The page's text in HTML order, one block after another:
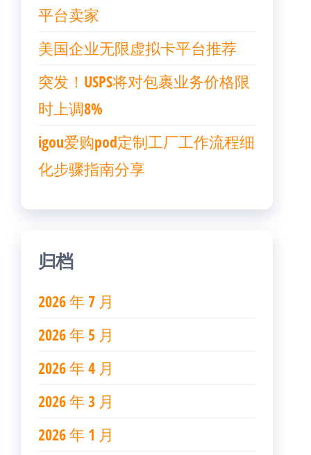
平台卖家
美国企业无限虚拟卡平台推荐
突发！USPS将对包裹业务价格限
时上调8%
igou爱购pod定制工厂工作流程细
化步骤指南分享
归档
2026 年 7 月
2026 年 5 月
2026 年 4 月
2026 年 3 月
2026 年 1 月